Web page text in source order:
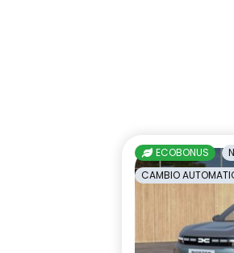
ECOBONUS
CAMBIO